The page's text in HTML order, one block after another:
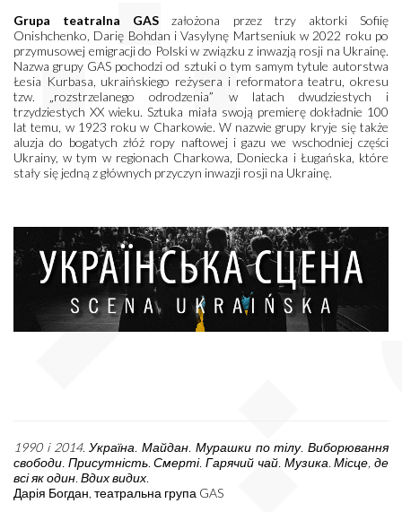
Grupa teatralna GAS założona przez trzy aktorki Sofiię
Onishchenko, Darię Bohdan i Vasylynę Martseniuk w 2022 roku po
przymusowej emigracji do Polski w związku z inwazją rosji na Ukrainę.
Nazwa grupy GAS pochodzi od sztuki o tym samym tytule autorstwa
Łesia Kurbasa, ukraińskiego reżysera i reformatora teatru, okresu
tzw. „rozstrzelanego odrodzenia” w latach dwudziestych i
trzydziestych XX wieku. Sztuka miała swoją premierę dokładnie 100
lat temu, w 1923 roku w Charkowie. W nazwie grupy kryje się także
aluzja do bogatych złóż ropy naftowej i gazu we wschodniej części
Ukrainy, w tym w regionach Charkowa, Doniecka i Ługańska, które
stały się jedną z głównych przyczyn inwazji rosji na Ukrainę.
1990 i 2014. Україна. Майдан. Мурашки по тілу. Виборювання
свободи. Присутність. Смерті. Гарячий чай. Музика. Місце, де
всі як один. Вдих видих.
Дарія Богдан, театральна група GAS